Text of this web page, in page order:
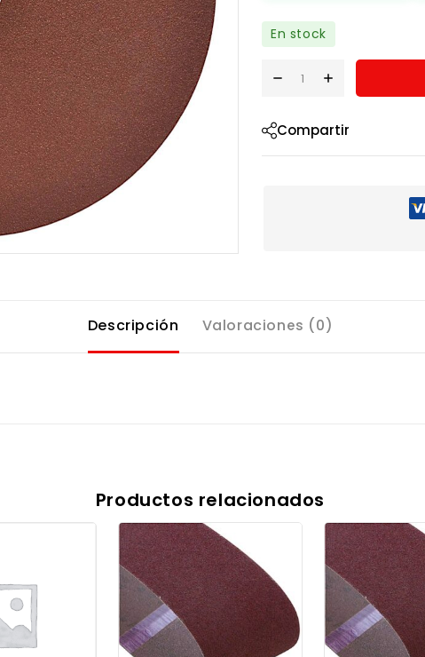
En stock
Compartir
Descripción Valoraciones (0)
Productos relacionados